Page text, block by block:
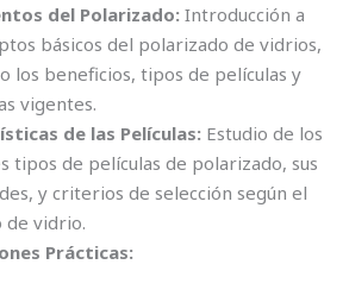
del Polarizado:Introducción a
básicos del polarizado de vidrios,
los beneficios, tipos de películas y
vigentes.
de las Películas:Estudio de los
tipos de películas de polarizado, sus
y criterios de selección según el
de vidrio.
Prácticas: